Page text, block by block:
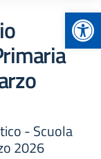
- Scuola
2026